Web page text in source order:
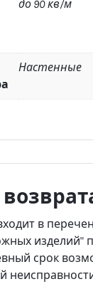
до 90 кв/м
Настенные
в
изделий"
срок